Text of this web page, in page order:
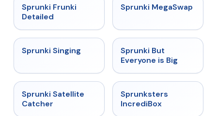
★
Sprunki Frunki
Detailed
★ 4.5
Sprunki MegaSwap
★
Sprunki Singing
Sprunki But
Everyone is Big
★ 4.4
Sprunki Satellite
Catcher
Sprunksters
IncrediBox